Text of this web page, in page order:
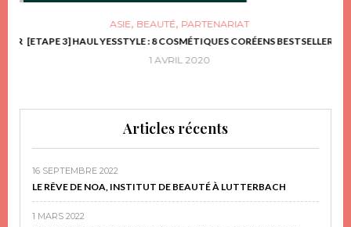
ASIE,BEAUTÉ,PARTENARIAT
[ETAPE 3] HAUL YESSTYLE : 8 COSMÉTIQUES CORÉENS BESTSELLER
1 AVRIL 2020
Articles récents
16 SEPTEMBRE 2022
LE RÊVE DE NOA, INSTITUT DE BEAUTÉ À LUTTERBACH
1 MARS 2022